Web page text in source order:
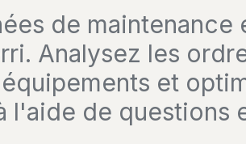
de
Analysez les
et
l'aide de questions